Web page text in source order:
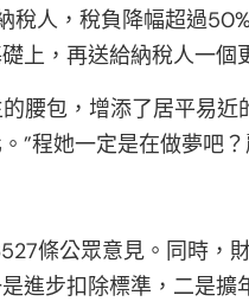
稅人，稅負降幅超過
上，再送給納稅人一個
腰包，增添了居平易
”程她一定是在做夢吧？
條公眾意見。同時，
進步扣除標準，二是擴